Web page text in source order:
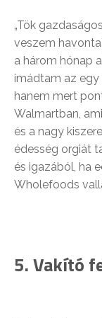
„Tök
veszem
a három hónap
imádtam az
hanem mert
Walmartban,
és a nagy
édesség orgiát
és igazából, ha
Wholefoods
5. Vakító